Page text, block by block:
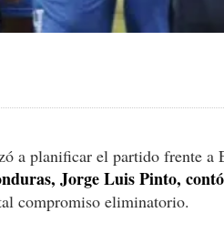
a planificar el partido frente a
Jorge Luis Pinto,
compromiso eliminatorio.